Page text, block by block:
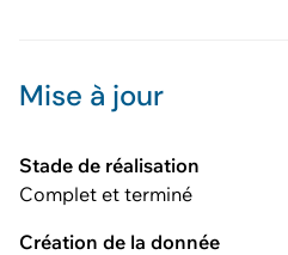
Mise à jour
Stade de réalisation
Complet et terminé
Création de la donnée